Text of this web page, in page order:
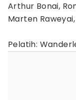
Arthur Bonai,
Marten
Pelatih: